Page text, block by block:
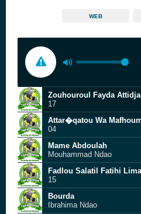
WEB
Zouhouroul Fayda
17
Attar�qatou Wa
04
Mame Abdoulah
Mouhammad Ndao
Fadlou Salatil Fatihi
15
Bourda
Ibrahima Ndao